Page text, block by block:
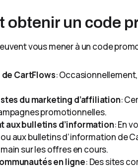
obtenir un code
vous mener à un code
CartFlows:
du marketing d’affiliation:
promotionnelles.
aux bulletins d’information: En
aux bulletins d’information de
sur les offres en cours.
en ligne: Des sites